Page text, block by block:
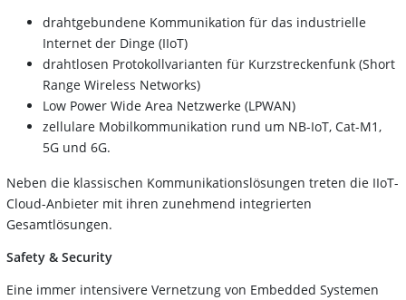
drahtgebundene Kommunikation für das industrielle
Internet der Dinge (IIoT)
drahtlosen Protokollvarianten für Kurzstreckenfunk (Short
Range Wireless Networks)
Low Power Wide Area Netzwerke (LPWAN)
zellulare Mobilkommunikation rund um NB-IoT, Cat-M1,
5G und 6G.
Neben die klassischen Kommunikationslösungen treten die IIoT-
Cloud-Anbieter mit ihren zunehmend integrierten
Gesamtlösungen.
Safety & Security
Eine immer intensivere Vernetzung von Embedded Systemen